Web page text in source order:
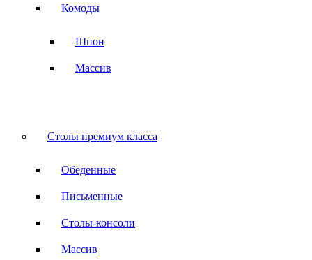
Комоды
Шпон
Массив
Столы премиум класса
Обеденные
Письменные
Столы-консоли
Массив